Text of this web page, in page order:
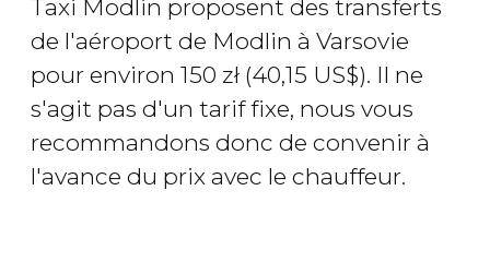
Taxi Modlin proposent des transferts
de l'aéroport de Modlin à Varsovie
pour environ 150 zł (40,15 US$). Il ne
s'agit pas d'un tarif fixe, nous vous
recommandons donc de convenir à
l'avance du prix avec le chauffeur.